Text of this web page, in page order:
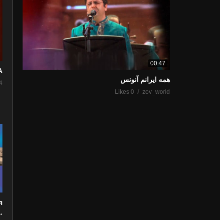
00:47
همه ایرانم آنونس
zov_world
0 Likes